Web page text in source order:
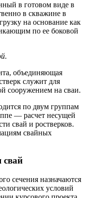
в готовом виде в
в скважине в
на основание как
по ее боковой
.
объединяющая
служит для
сооружением на сваи.
по двум группам
— расчет несущей
свай и ростверков.
свайных
свай
сечения назначаются
условий